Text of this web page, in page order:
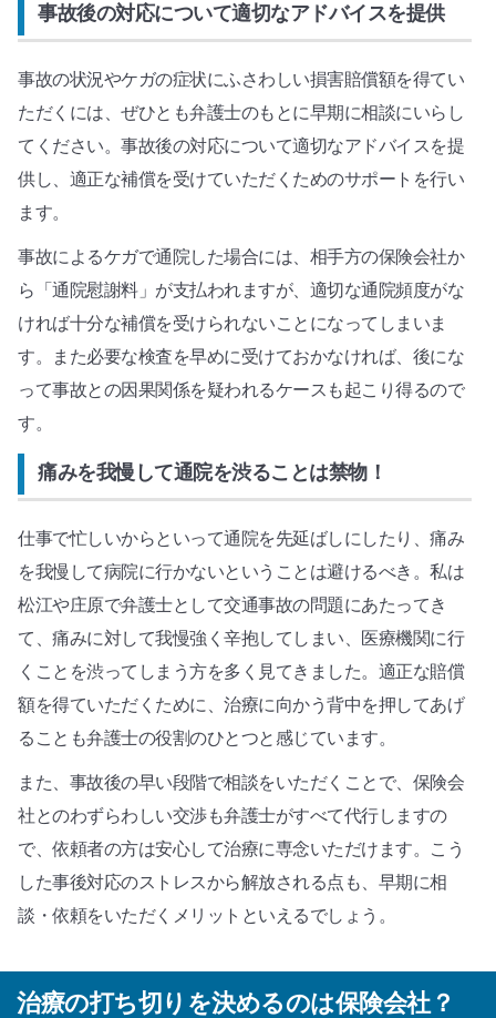
事故後の対応について適切なアドバイスを提供
事故の状況やケガの症状にふさわしい損害賠償額を得てい
ただくには、ぜひとも弁護士のもとに早期に相談にいらし
てください。事故後の対応について適切なアドバイスを提
供し、適正な補償を受けていただくためのサポートを行い
ます。
事故によるケガで通院した場合には、相手方の保険会社か
ら「通院慰謝料」が支払われますが、適切な通院頻度がな
ければ十分な補償を受けられないことになってしまいま
す。また必要な検査を早めに受けておかなければ、後にな
って事故との因果関係を疑われるケースも起こり得るので
す。
痛みを我慢して通院を渋ることは禁物！
仕事で忙しいからといって通院を先延ばしにしたり、痛み
を我慢して病院に行かないということは避けるべき。私は
松江や庄原で弁護士として交通事故の問題にあたってき
て、痛みに対して我慢強く辛抱してしまい、医療機関に行
くことを渋ってしまう方を多く見てきました。適正な賠償
額を得ていただくために、治療に向かう背中を押してあげ
ることも弁護士の役割のひとつと感じています。
また、事故後の早い段階で相談をいただくことで、保険会
社とのわずらわしい交渉も弁護士がすべて代行しますの
で、依頼者の方は安心して治療に専念いただけます。こう
した事後対応のストレスから解放される点も、早期に相
談・依頼をいただくメリットといえるでしょう。
治療の打ち切りを決めるのは保険会社？